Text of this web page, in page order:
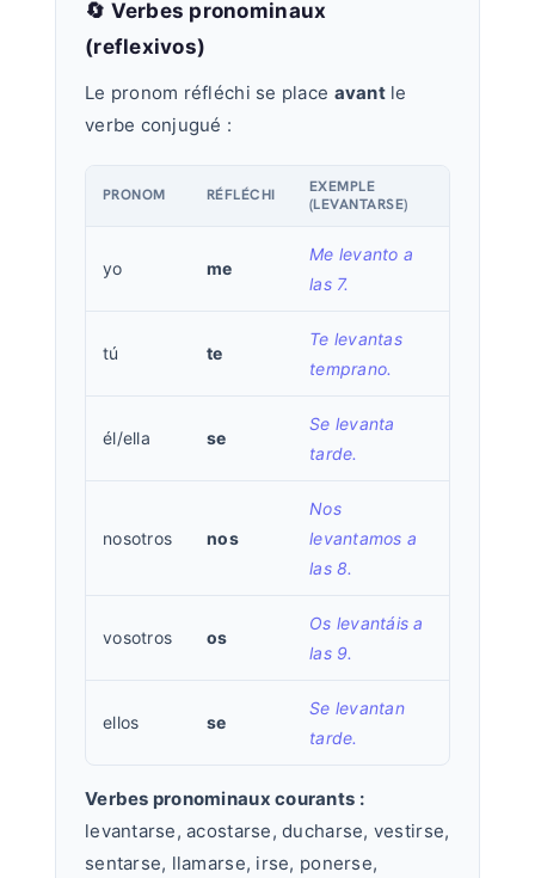
🔄 Verbes pronominaux
(reflexivos)
Le pronom réfléchi se place avantle
verbe conjugué :
PRONOM RÉFLÉCHI
EXEMPLE
(LEVANTARSE)
yo me
Me levanto a
las 7.
tú te
Te levantas
temprano.
él/ella se
Se levanta
tarde.
nosotros nos
Nos
levantamos a
las 8.
vosotros os
Os levantáis a
las 9.
ellos se
Se levantan
tarde.
Verbes pronominaux courants :
levantarse, acostarse, ducharse, vestirse,
sentarse, llamarse, irse, ponerse,